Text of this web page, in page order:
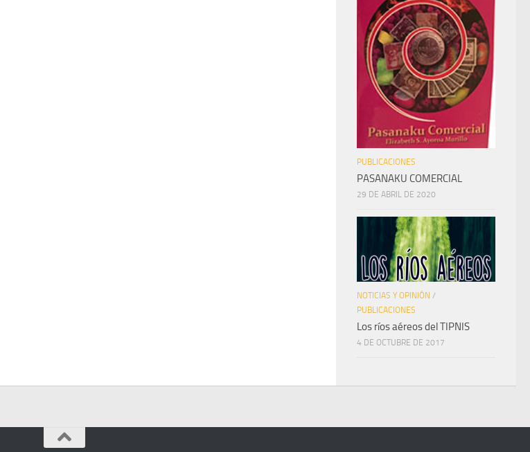
PUBLICACIONES
PASANAKU COMERCIAL
29 DE ABRIL DE 2020
NOTICIAS Y OPINIÓN /
PUBLICACIONES
Los ríos aéreos del TIPNIS
4 DE OCTUBRE DE 2017